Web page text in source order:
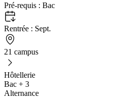
Pré-requis : Bac
Rentrée : Sept.
21 campus
Hôtellerie
Bac + 3
Alternance